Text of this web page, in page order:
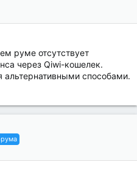
руме отсутствует
через Qiwi-кошелек.
альтернативными способами.